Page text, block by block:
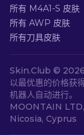
所有 M4A1-S 皮肤
所有 AWP 皮肤
所有刀具皮肤
Skin.Club © 2026
以最优惠的价格获
机器人自动进行。
MOONTAIN
Nicosia, Cyprus